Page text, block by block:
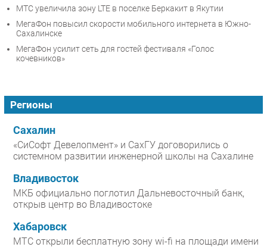
МТС увеличила зону LTE в поселке Беркакит в Якутии
МегаФон повысил скорости мобильного интернета в Южно-
Сахалинске
МегаФон усилит сеть для гостей фестиваля «Голос
кочевников»
Регионы
Сахалин
«СиСофт Девелопмент» и СахГУ договорились о
системном развитии инженерной школы на Сахалине
Владивосток
МКБ официально поглотил Дальневосточный банк,
открыв центр во Владивостоке
Хабаровск
МТС открыли бесплатную зону wi-fi на площади имени